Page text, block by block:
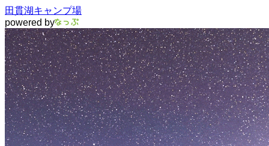
田貫湖キャンプ場
powered by